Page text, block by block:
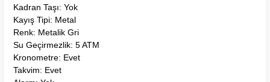
Kadran Taşı: Yok
Kayış Tipi: Metal
Renk: Metalik Gri
Su Geçirmezlik: 5 ATM
Kronometre: Evet
Takvim: Evet